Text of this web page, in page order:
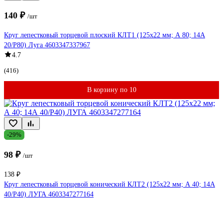
140 ₽ /шт
Круг лепестковый торцевой плоский КЛТ1 (125х22 мм; А 80; 14А
20/P80) Луга 4603347337967
4.7
(416)
В корзину по 10
-29%
98 ₽ /шт
138 ₽
Круг лепестковый торцевой конический КЛТ2 (125х22 мм; А 40; 14А
40/Р40) ЛУГА 4603347277164